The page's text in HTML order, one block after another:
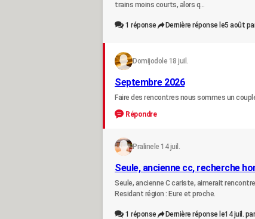
trains moins courts, alors q...
1 réponse Dernière réponse le5 août
Domijodo le 18 juil.
Septembre 2026
Faire des rencontres nous sommes un
Répondre
Praline le 14 juil.
Seule, ancienne cc, recherche
Seule, ancienne C cariste, aimerait
Residant région : Eure et proche.
1 réponse Dernière réponse le14 juil. par